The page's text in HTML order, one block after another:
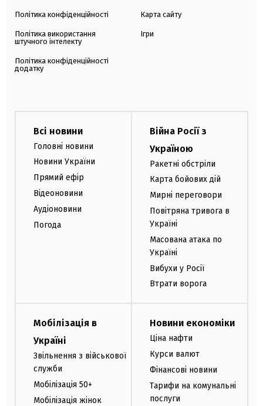
Політика конфіденційності
Політика використання
штучного інтелекту
Політика конфіденційності
додатку
Карта сайту
Ігри
Всі новини
Головні новини
Новини України
Прямий ефір
Відеоновини
Аудіоновини
Погода
Війна Росії з
Україною
Ракетні обстріли
Карта бойових дій
Мирні переговори
Повітряна тривога в
Україні
Масована атака по
Україні
Вибухи у Росії
Втрати ворога
Мобілізація в
Україні
Звільнення з військової
служби
Мобілізація 50+
Мобілізація жінок
Новини економіки
Ціна нафти
Курси валют
Фінансові новини
Тарифи на комунальні
послуги